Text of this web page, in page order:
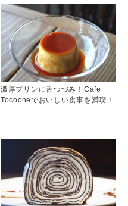
濃厚プリンに舌つづみ！Cafe
Tococheでおいしい食事を満喫！